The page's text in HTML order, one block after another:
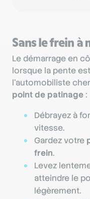
Sans le frein à
Le démarrage en
lorsque la pente
l’automobiliste
point de patinage :
Débrayez à
vitesse.
Gardez votre
frein.
Levez
atteindre le
légèrement.